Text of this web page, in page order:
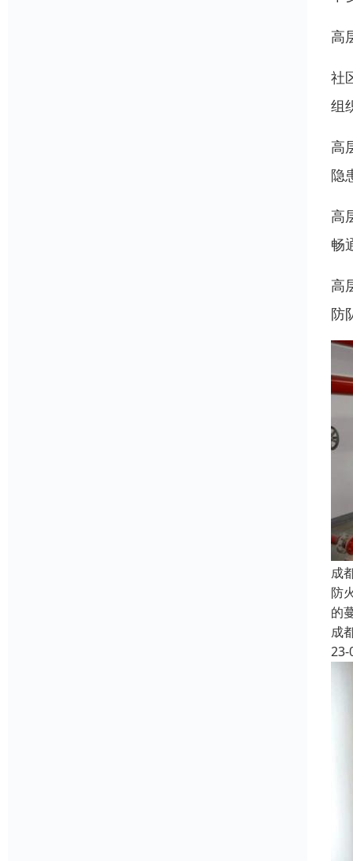
高
社
组
高
隐
高
畅
高
防
成
防
的
成
23-